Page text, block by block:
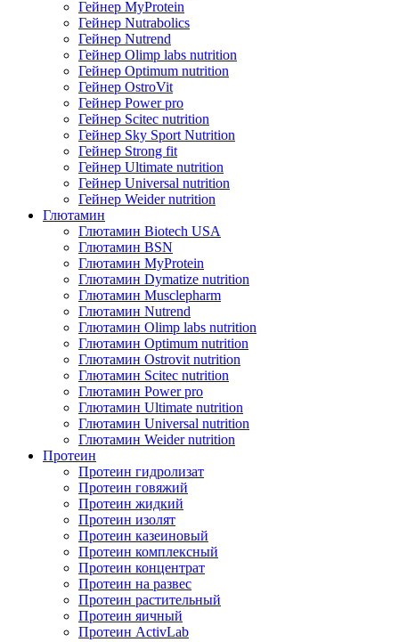
Гейнер MyProtein
Гейнер Nutrabolics
Гейнер Nutrend
Гейнер Olimp labs nutrition
Гейнер Optimum nutrition
Гейнер OstroVit
Гейнер Power pro
Гейнер Scitec nutrition
Гейнер Sky Sport Nutrition
Гейнер Strong fit
Гейнер Ultimate nutrition
Гейнер Universal nutrition
Гейнер Weider nutrition
Глютамин
Глютамин Biotech USA
Глютамин BSN
Глютамин MyProtein
Глютамин Dymatize nutrition
Глютамин Musclepharm
Глютамин Nutrend
Глютамин Olimp labs nutrition
Глютамин Optimum nutrition
Глютамин Ostrovit nutrition
Глютамин Scitec nutrition
Глютамин Power pro
Глютамин Ultimate nutrition
Глютамин Universal nutrition
Глютамин Weider nutrition
Протеин
Протеин гидролизат
Протеин говяжий
Протеин жидкий
Протеин изолят
Протеин казеиновый
Протеин комплексный
Протеин концентрат
Протеин на развес
Протеин растительный
Протеин яичный
Протеин ActivLab